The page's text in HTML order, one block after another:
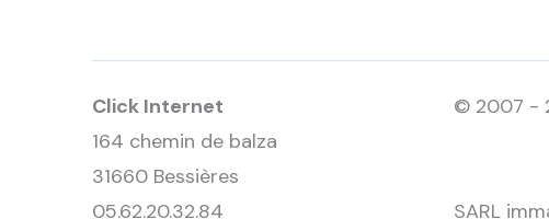
Click Internet
164 chemin de balza
31660 Bessières
05.62.20.32.84
© 2007 -
SARL